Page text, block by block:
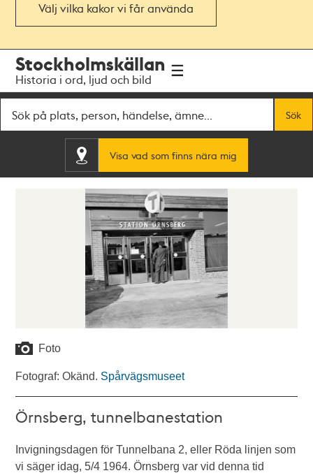
Välj vilka kakor vi får använda
navigationen
huvudinnehållet
Stockholmskällan
Historia i ord, ljud och bild
Sök
Visa vad som finns nära mig
Foto
Fotograf: Okänd. Spårvägsmuseet
Örnsberg, tunnelbanestation
Invigningsdagen för Tunnelbana 2, eller Röda linjen som
vi säger idag, 5/4 1964. Örnsberg var vid denna tid